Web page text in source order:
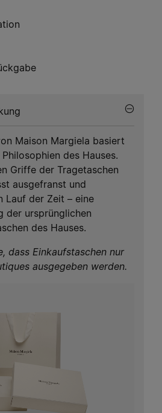
geschnittenen Beine
die charakteristischen
fixieren.
Maison Margiela basiert
des Hauses.
Griffe der Tragetaschen
ausgefranst und
Lauf der Zeit – eine
der ursprünglichen
des Hauses.
dass Einkaufstaschen nur
ausgegeben werden.